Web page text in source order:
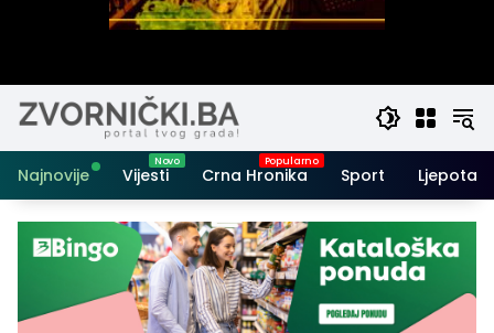
Najnovije Vijesti Crna Hronika Sport Ljepota i